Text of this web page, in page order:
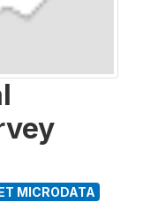
MICRODATA